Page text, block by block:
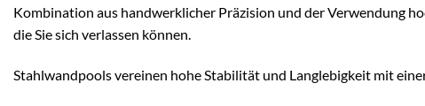
Kombination aus handwerklicher Präzision und der Verwendung
die Sie sich verlassen können.
Stahlwandpools vereinen hohe Stabilität und Langlebigkeit mit